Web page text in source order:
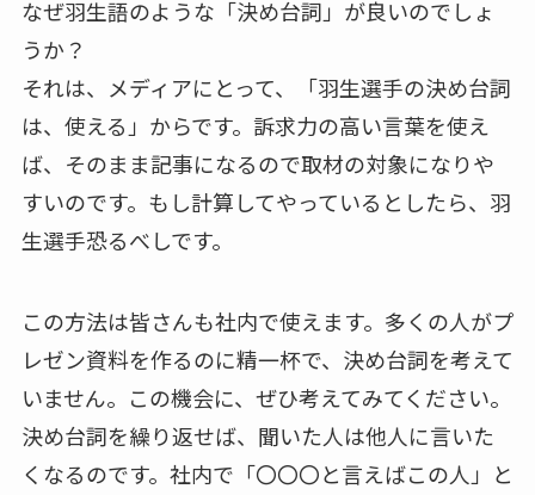
なぜ羽生語のような「決め台詞」が良いのでしょ
うか？
それは、メディアにとって、「羽生選手の決め台詞
は、使える」からです。訴求力の高い言葉を使え
ば、そのまま記事になるので取材の対象になりや
すいのです。もし計算してやっているとしたら、羽
生選手恐るべしです。
この方法は皆さんも社内で使えます。多くの人がプ
レゼン資料を作るのに精一杯で、決め台詞を考えて
いません。この機会に、ぜひ考えてみてください。
決め台詞を繰り返せば、聞いた人は他人に言いた
くなるのです。社内で「〇〇〇と言えばこの人」と